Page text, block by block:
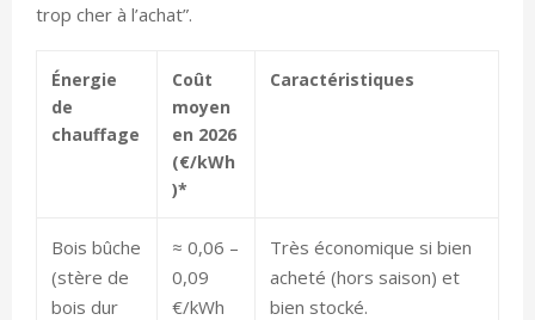
trop cher à l’achat”.
Énergie
de
chauffage
Coût
moyen
en 2026
(€/kWh
)*
Caractéristiques
Bois bûche
(stère de
bois dur
≈ 0,06 –
0,09
€/kWh
Très économique si bien
acheté (hors saison) et
bien stocké.